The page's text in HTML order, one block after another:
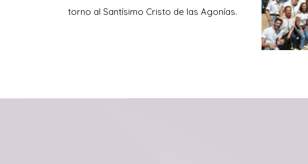
torno al Santísimo Cristo de las Agonías.